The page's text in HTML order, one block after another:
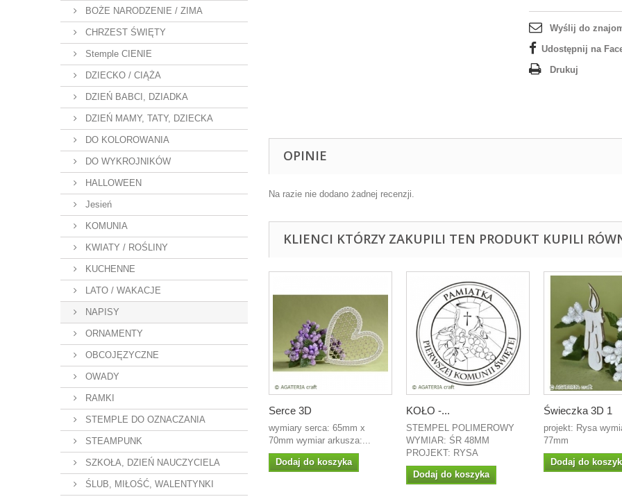
BOŻE NARODZENIE / ZIMA
CHRZEST ŚWIĘTY
Stemple CIENIE
DZIECKO / CIĄŻA
DZIEŃ BABCI, DZIADKA
DZIEŃ MAMY, TATY, DZIECKA
DO KOLOROWANIA
DO WYKROJNIKÓW
HALLOWEEN
Jesień
KOMUNIA
KWIATY / ROŚLINY
KUCHENNE
LATO / WAKACJE
NAPISY
ORNAMENTY
OBCOJĘZYCZNE
OWADY
RAMKI
STEMPLE DO OZNACZANIA
STEAMPUNK
SZKOŁA, DZIEŃ NAUCZYCIELA
ŚLUB, MIŁOŚĆ, WALENTYNKI
Wyślij do
Udostępnij na
Drukuj
OPINIE
Na razie nie dodano żadnej recenzji.
KLIENCI KTÓRZY ZAKUPILI TEN PRODUKT KUPILI
Serce 3D
wymiary serca: 65mm x
70mm wymiar arkusza:...
Dodaj do koszyka
KOŁO -...
STEMPEL POLIMEROWY
WYMIAR: ŚR 48MM
PROJEKT: RYSA
Dodaj do koszyka
Świeczka 3D 1
projekt: Rysa
77mm
Dodaj do